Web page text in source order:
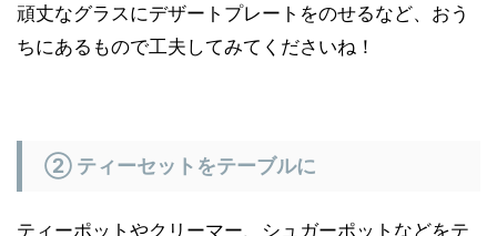
頑丈なグラスにデザートプレートをのせるなど、おう
ちにあるもので工夫してみてくださいね！
② ティーセットをテーブルに
ティーポットやクリーマー、シュガーポットなどをテ